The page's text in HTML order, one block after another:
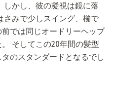
しかし、彼の凝視は鏡に落
さみで少しスイング、櫛で
では同じオードリーヘップ
そしてこの20年間の髪型
のスタンダードとなるでし